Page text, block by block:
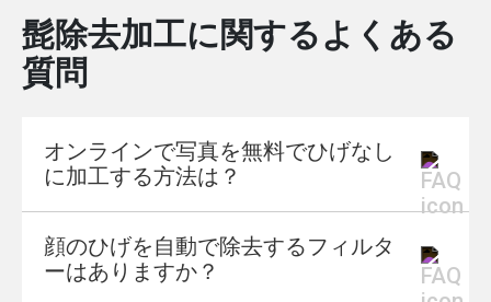
髭除去加工に関するよくある
質問
オンラインで写真を無料でひげなし
に加工する方法は？
YouCamのAI搭載ひげ除去フィルターを使え
ば、オンラインで写真を簡単に、しかも無料
顔のひげを自動で除去するフィルタ
ーはありますか？